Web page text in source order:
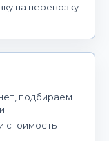
на перевозку
подбираем
стоимость